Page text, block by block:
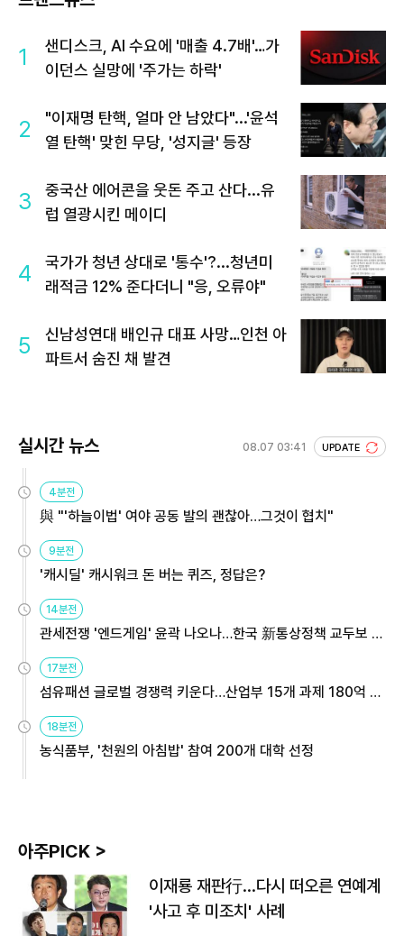
1
샌디스크, AI 수요에 '매출 4.7배'…가
이던스 실망에 '주가는 하락'
2
"이재명 탄핵, 얼마 안 남았다"...'윤석
열 탄핵' 맞힌 무당, '성지글' 등장
3
중국산 에어콘을 웃돈 주고 산다...유
럽 열광시킨 메이디
4
국가가 청년 상대로 '통수'?...청년미
래적금 12% 준다더니 "응, 오류야"
5
신남성연대 배인규 대표 사망…인천 아
파트서 숨진 채 발견
실시간 뉴스 08.07 03:41 UPDATE
4분전
與 "'하늘이법' 여야 공동 발의 괜찮아…그것이 협치"
9분전
'캐시딜' 캐시워크 돈 버는 퀴즈, 정답은?
14분전
관세전쟁 '엔드게임' 윤곽 나오나…한국 新통상정책 교두보 활
17분전
섬유패션 글로벌 경쟁력 키운다…산업부 15개 과제 180억 지
18분전
농식품부, '천원의 아침밥' 참여 200개 대학 선정
아주PICK >
이재룡 재판行…다시 떠오른 연예계
'사고 후 미조치' 사례